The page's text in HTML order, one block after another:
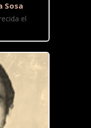
Sosa
el